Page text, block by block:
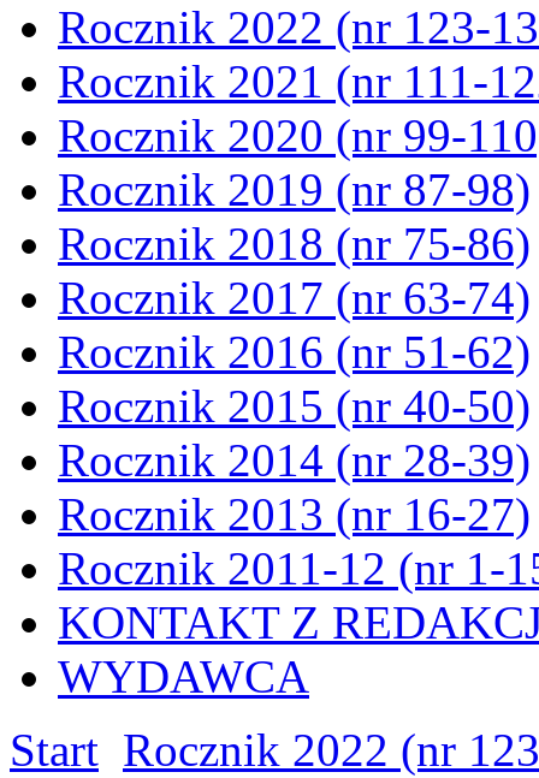
Rocznik 2022 (nr 123-
Rocznik 2021 (nr 111-
Rocznik 2020 (nr 99-
Rocznik 2019 (nr 87-98)
Rocznik 2018 (nr 75-86)
Rocznik 2017 (nr 63-74)
Rocznik 2016 (nr 51-62)
Rocznik 2015 (nr 40-50)
Rocznik 2014 (nr 28-39)
Rocznik 2013 (nr 16-27)
Rocznik 2011-12 (nr 1-
KONTAKT Z
WYDAWCA
Start Rocznik 2022 (nr